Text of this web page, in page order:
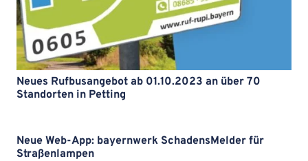
Neues Rufbusangebot ab 01.10.2023 an über 70
Standorten in Petting
Neue Web-App: bayernwerk SchadensMelder für
Straßenlampen